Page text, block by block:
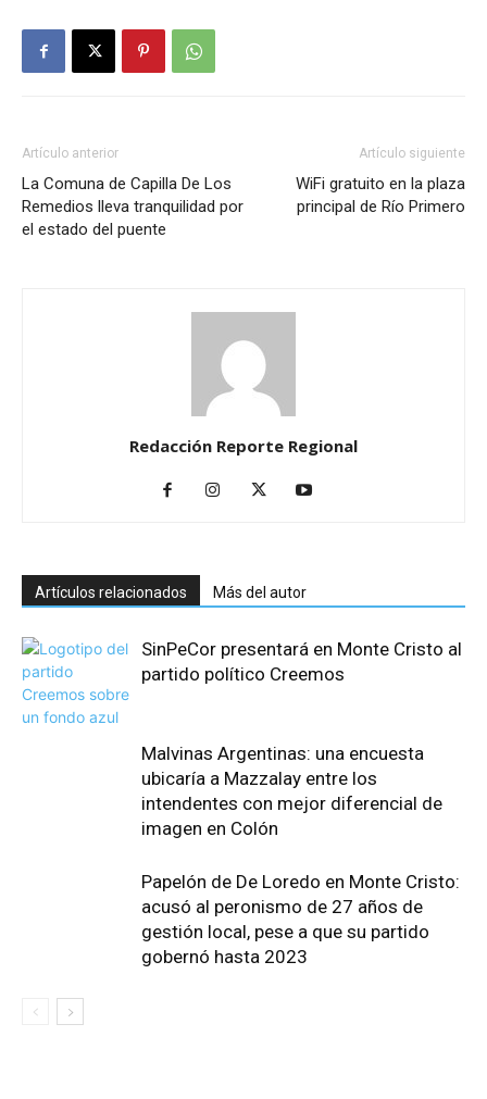
Artículo anterior
La Comuna de Capilla De Los
Remedios lleva tranquilidad por
el estado del puente
Artículo siguiente
WiFi gratuito en la plaza
principal de Río Primero
Redacción Reporte Regional
Artículos relacionados Más del autor
SinPeCor presentará en Monte Cristo al
partido político Creemos
Malvinas Argentinas: una encuesta
ubicaría a Mazzalay entre los
intendentes con mejor diferencial de
imagen en Colón
Papelón de De Loredo en Monte Cristo:
acusó al peronismo de 27 años de
gestión local, pese a que su partido
gobernó hasta 2023